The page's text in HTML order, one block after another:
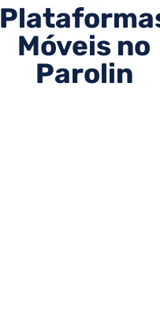
Móveis no
Parolin